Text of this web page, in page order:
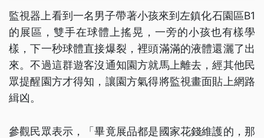
監視器上看到一名男子帶著小孩來到左鎮化石園區B1
的展區，雙手在球體上搖晃，一旁的小孩也有樣學
樣，下一秒球體直接爆裂，裡頭滿滿的液體還灑了出
來。不過這群遊客沒通知園方就馬上離去，經其他民
眾提醒園方才得知，讓園方氣得將監視畫面貼上網路
緝凶。
參觀民眾表示，「畢竟展品都是國家花錢維護的，那